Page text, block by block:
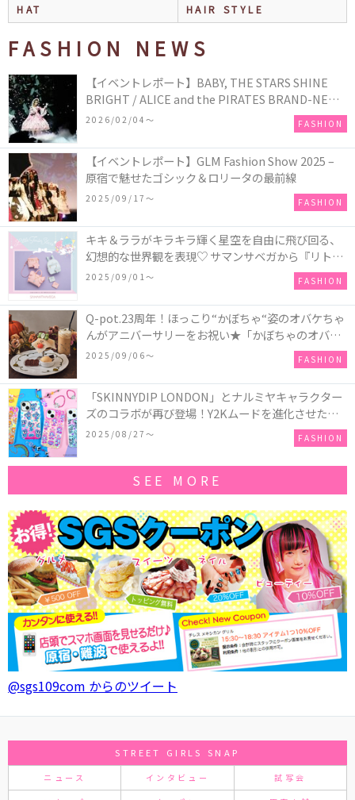
HAT
HAIR STYLE
FASHION NEWS
【イベントレポート】BABY, THE STARS SHINE
BRIGHT / ALICE and the PIRATES BRAND-NEW
COLLECTION in TOKYO
2026/02/04〜 FASHION
【イベントレポート】GLM Fashion Show 2025 –
原宿で魅せたゴシック＆ロリータの最前線
2025/09/17〜 FASHION
キキ＆ララがキラキラ輝く星空を自由に飛び回る、
幻想的な世界観を表現♡ サマンサベガから『リトル
ツインスターズ』50周年アニバーサリーイヤー』を
2025/09/01〜 FASHION
Q-pot.23周年！ほっこり“かぼちゃ“姿のオバケちゃ
んがアニバーサリーをお祝い★「かぼちゃのオバケ
ーキアクセサリー」が新発売！Q-pot CAFE.では
「かぼちゃのオバケーキプレート」も登場
2025/09/06〜 FASHION
「SKINNYDIP LONDON」とナルミヤキャラクター
ズのコラボが再び登場！Y2Kムードを進化させた新
作コレクションを発売♪
2025/08/27〜 FASHION
SEE MORE
@sgs109com からのツイート
STREET GIRLS SNAP
ニュース インタビュー 試写会